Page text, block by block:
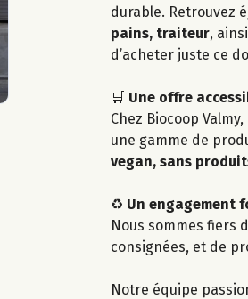
durable. Retrouvez
pains, traiteur,
d’acheter juste ce
🛒 Une offre
Chez Biocoop
une gamme de
vegan, sans
♻️ Un engagement
Nous sommes fiers
consignées, et de
Notre équipe